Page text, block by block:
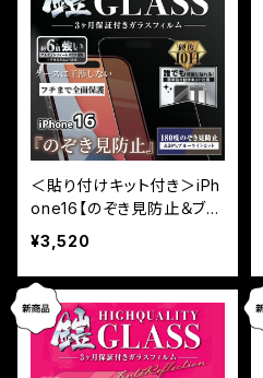
＜貼り付けキット付き＞iPh
one16【のぞき見防止＆ブル
ーライトカット】3カ月保証
付き『ガラスフィルム鎧』全
面フルカバー（黒フチタイ
プ）
¥3,520